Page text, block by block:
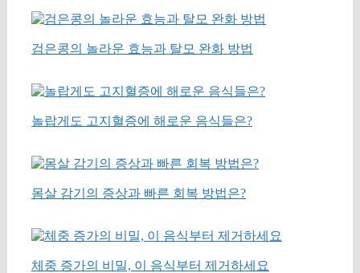
검은콩의 놀라운 효능과 탈모 완화 방법
놀랍게도 고지혈증에 해로운 음식들은?
몸살 감기의 증상과 빠른 회복 방법은?
체중 증가의 비밀, 이 음식부터 제거하세요